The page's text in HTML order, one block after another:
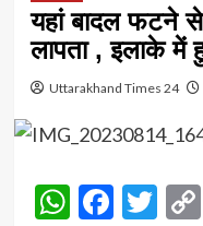
यहां बादल फटने
लापता , इलाके में
Uttarakhand Times 24